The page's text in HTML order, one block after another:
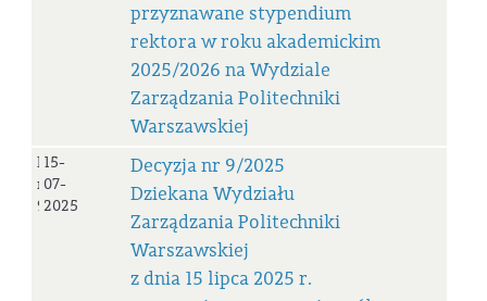
przyznawane stypendium
rektora w roku akademickim
2025/2026 na Wydziale
Zarządzania Politechniki
Warszawskiej
Decyzja
nr
9/2025
15-
07-
2025
Decyzja nr 9/2025
Dziekana Wydziału
Zarządzania Politechniki
Warszawskiej
z dnia 15 lipca 2025 r.